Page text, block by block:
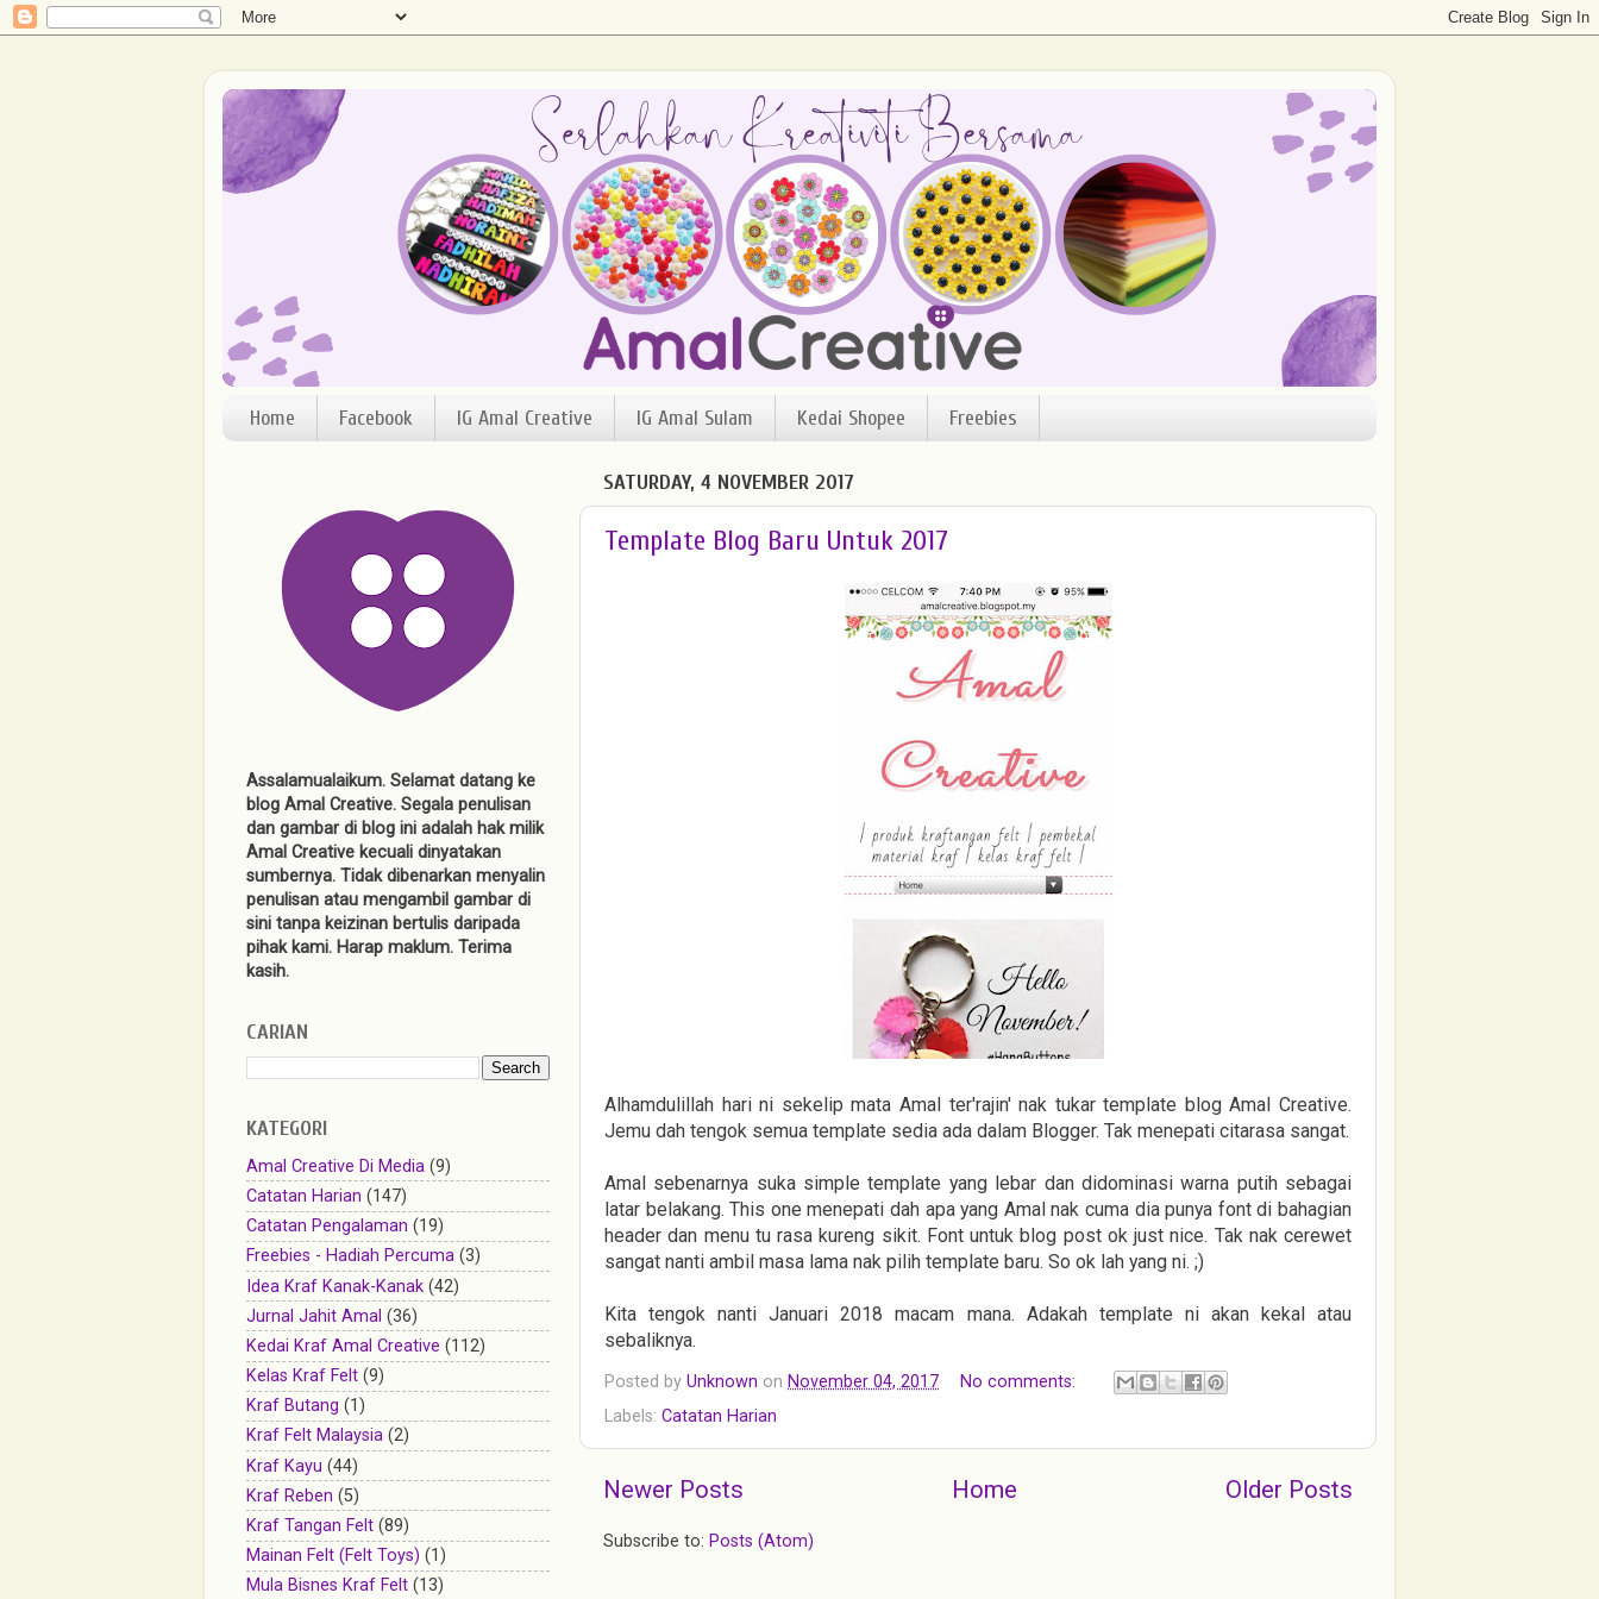
Home Facebook IG Amal Creative IG Amal Sulam Kedai Shopee Freebies
SATURDAY, 4 NOVEMBER 2017
Template Blog Baru Untuk 2017
Alhamdulillah hari ni sekelip mata Amal ter'rajin' nak tukar template blog Amal Creative.
Jemu dah tengok semua template sedia ada dalam Blogger. Tak menepati citarasa sangat.
Amal sebenarnya suka simple template yang lebar dan didominasi warna putih sebagai
latar belakang. This one menepati dah apa yang Amal nak cuma dia punya font di bahagian
header dan menu tu rasa kureng sikit. Font untuk blog post ok just nice. Tak nak cerewet
sangat nanti ambil masa lama nak pilih template baru. So ok lah yang ni. ;)
Kita tengok nanti Januari 2018 macam mana. Adakah template ni akan kekal atau
sebaliknya.
Posted by Unknown on November 04, 2017
No comments:
Labels: Catatan Harian
Newer Posts Older Posts
Home
Subscribe to: Posts (Atom)
Assalamualaikum. Selamat datang ke
blog Amal Creative. Segala penulisan
dan gambar di blog ini adalah hak milik
Amal Creative kecuali dinyatakan
sumbernya. Tidak dibenarkan menyalin
penulisan atau mengambil gambar di
sini tanpa keizinan bertulis daripada
pihak kami. Harap maklum. Terima
kasih.
CARIAN
KATEGORI
Amal Creative Di Media (9)
Catatan Harian (147)
Catatan Pengalaman (19)
Freebies - Hadiah Percuma (3)
Idea Kraf Kanak-Kanak (42)
Jurnal Jahit Amal (36)
Kedai Kraf Amal Creative (112)
Kelas Kraf Felt (9)
Kraf Butang (1)
Kraf Felt Malaysia (2)
Kraf Kayu (44)
Kraf Reben (5)
Kraf Tangan Felt (89)
Mainan Felt (Felt Toys) (1)
Mula Bisnes Kraf Felt (13)